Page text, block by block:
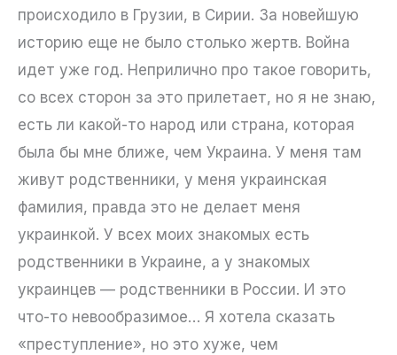
происходило в Грузии, в Сирии. За новейшую
историю еще не было столько жертв. Война
идет уже год. Неприлично про такое говорить,
со всех сторон за это прилетает, но я не знаю,
есть ли какой-то народ или страна, которая
была бы мне ближе, чем Украина. У меня там
живут родственники, у меня украинская
фамилия, правда это не делает меня
украинкой. У всех моих знакомых есть
родственники в Украине, а у знакомых
украинцев — родственники в России. И это
что-то невообразимое… Я хотела сказать
«преступление», но это хуже, чем